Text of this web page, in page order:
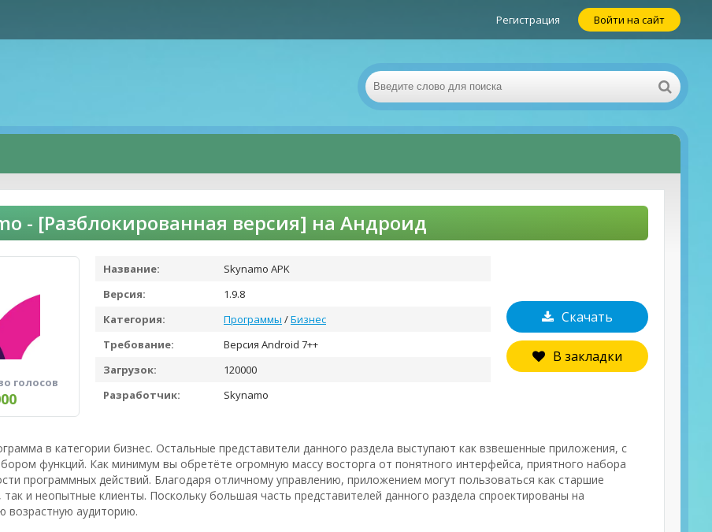
Регистрация Войти на сайт
- [Разблокированная версия] на Андроид
голосов
Скачать
В закладки
Название:
Skynamo APK
Версия:
1.9.8
Категория:
Программы /Бизнес
Требование:
Версия Android 7++
Загрузок:
120000
Разработчик:
Skynamo
в категории бизнес. Остальные представители данного раздела выступают как взвешенные приложения, с
функций. Как минимум вы обретёте огромную массу восторга от понятного интерфейса, приятного набора
программных действий. Благодаря отличному управлению, приложением могут пользоваться как старшие
так и неопытные клиенты. Поскольку большая часть представителей данного раздела спроектированы на
возрастную аудиторию.